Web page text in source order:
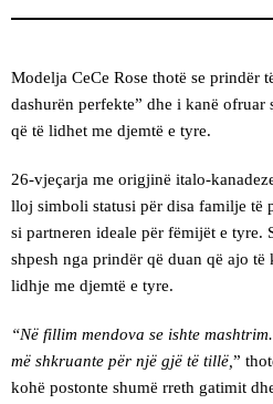
Modelja CeCe Rose thotë se prindër
dashurën perfekte” dhe i kanë ofruar
që të lidhet me djemtë e tyre.
26-vjeçarja me origjinë italo-
lloj simboli statusi për disa familje të
si partneren ideale për fëmijët e tyre.
shpesh nga prindër që duan që ajo
lidhje me djemtë e tyre.
“Në fillim mendova se ishte
më shkruante për një gjë të tillë,”
kohë postonte shumë rreth gatimit